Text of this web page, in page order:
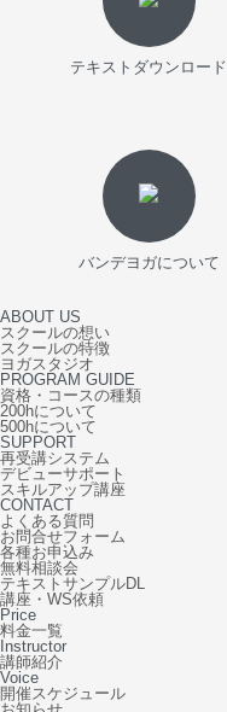
テキストダウンロード
バンデヨガについて
ABOUT US
スクールの想い
スクールの特徴
ヨガスタジオ
PROGRAM GUIDE
資格・コースの種類
200hについて
500hについて
SUPPORT
再受講システム
デビューサポート
スキルアップ講座
CONTACT
よくある質問
お問合せフォーム
各種お申込み
無料相談会
テキストサンプルDL
講座・WS依頼
Price
料金一覧
Instructor
講師紹介
Voice
開催スケジュール